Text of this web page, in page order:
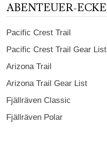
ABENTEUER-ECKE
Pacific Crest Trail
Pacific Crest Trail Gear List
Arizona Trail
Arizona Trail Gear List
Fjällräven Classic
Fjällräven Polar